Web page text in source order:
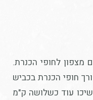
מצפון לחופי הכנרת.
חופי הכנרת בכביש
עוד כשלושה ק"מ